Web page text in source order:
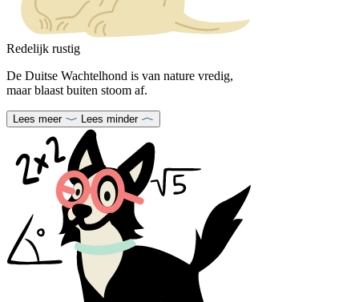
Redelijk rustig
De Duitse Wachtelhond is van nature vredig,
maar blaast buiten stoom af.
Lees meer Lees minder